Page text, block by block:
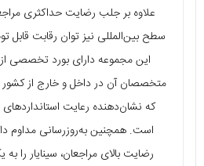
علاوه بر جلب رضایت حداکثری
سطح بین‌المللی نیز توان رقابت قابل
این مجموعه دارای بورد تخصصی
متخصصان آن در داخل و خارج از
که نشان‌دهنده رعایت استانداردهای
است. همچنین به‌روزرسانی مداوم
رضایت بالای مراجعان، سینایار را